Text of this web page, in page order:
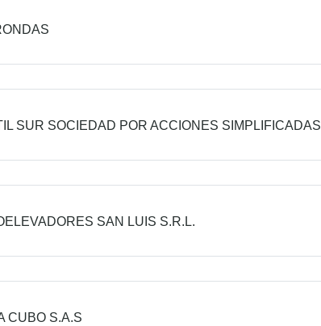
SUR SOCIEDAD POR ACCIONES SIMPLIFICADAS
SAN LUIS S.R.L.
CUBO S.A.S